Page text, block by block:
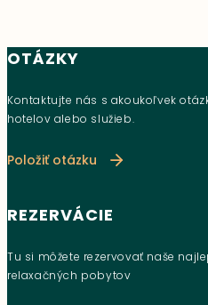
OTÁZKY
Kontaktujte nás s akoukoľvek
hotelov alebo služieb.
Položiť otázku
REZERVÁCIE
Tu si môžete rezervovať naše
relaxačných pobytov